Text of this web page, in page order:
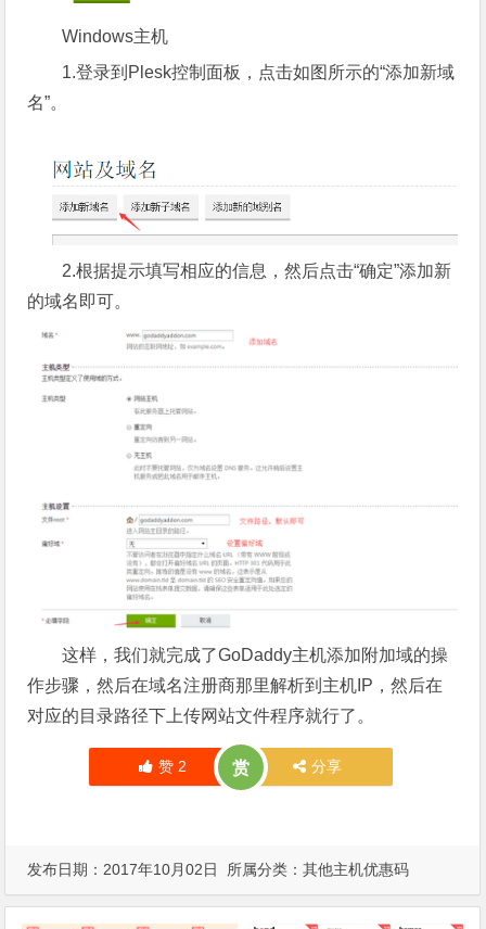
Windows主机
1.登录到Plesk控制面板，点击如图所示的“添加新域
名”。
2.根据提示填写相应的信息，然后点击“确定”添加新
的域名即可。
这样，我们就完成了GoDaddy主机添加附加域的操
作步骤，然后在域名注册商那里解析到主机IP，然后在
对应的目录路径下上传网站文件程序就行了。
赞 2 赏 分享
发布日期：2017年10月02日 所属分类：其他主机优惠码